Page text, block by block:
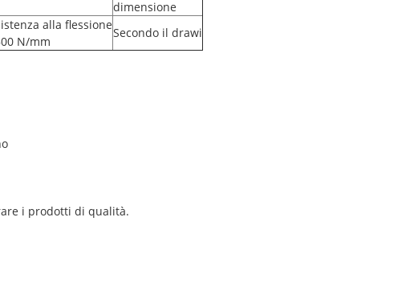
dimensione
alla flessione
N/mm
Secondo il drawi
i prodotti di qualità.